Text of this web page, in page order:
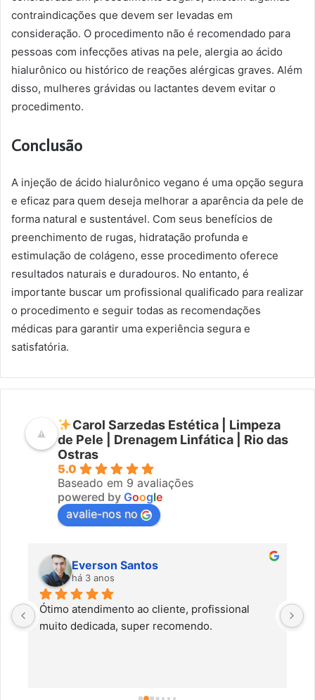
contraindicações que devem ser levadas em
consideração. O procedimento não é recomendado para
pessoas com infecções ativas na pele, alergia ao ácido
hialurônico ou histórico de reações alérgicas graves. Além
disso, mulheres grávidas ou lactantes devem evitar o
procedimento.
Conclusão
A injeção de ácido hialurônico vegano é uma opção segura
e eficaz para quem deseja melhorar a aparência da pele de
forma natural e sustentável. Com seus benefícios de
preenchimento de rugas, hidratação profunda e
estimulação de colágeno, esse procedimento oferece
resultados naturais e duradouros. No entanto, é
importante buscar um profissional qualificado para realizar
o procedimento e seguir todas as recomendações
médicas para garantir uma experiência segura e
satisfatória.
Carol Sarzedas Estética | Limpeza
de Pele | Drenagem Linfática | Rio das
Ostras
5.0
Baseado em 9 avaliações
powered by Google
avalie-nos no
Everson Santos
há 3 anos
Ótimo atendimento ao cliente, profissional
muito dedicada, super recomendo.